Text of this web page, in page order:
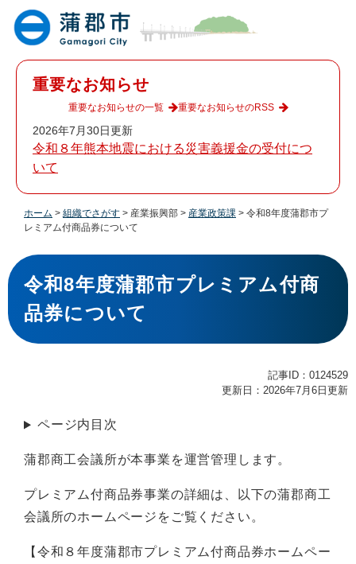
重要なお知らせ
2026年7月30日更新
令和８年熊本地震における災害義援金の受付につ
いて
重要なお知らせの一覧 重要なお知らせのRSS
ホーム > 組織でさがす > 産業振興部 > 産業政策課 > 令和8年度蒲郡市プ
レミアム付商品券について
本
文
令和8年度蒲郡市プレミアム付商
品券について
記事ID：0124529
更新日：2026年7月6日更新
ページ内目次
蒲郡商工会議所が本事業を運営管理します。
プレミアム付商品券事業の詳細は、以下の蒲郡商工
会議所のホームページをご覧ください。
【令和８年度蒲郡市プレミアム付商品券ホームペー